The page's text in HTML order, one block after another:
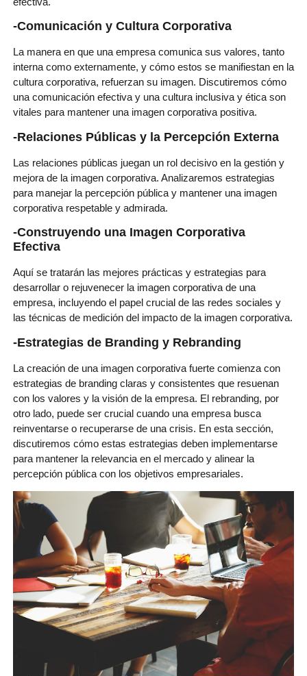
-Comunicación y Cultura Corporativa
La manera en que una empresa comunica sus valores, tanto
interna como externamente, y cómo estos se manifiestan en la
cultura corporativa, refuerzan su imagen. Discutiremos cómo
una comunicación efectiva y una cultura inclusiva y ética son
vitales para mantener una imagen corporativa positiva.
-Relaciones Públicas y la Percepción Externa
Las relaciones públicas juegan un rol decisivo en la gestión y
mejora de la imagen corporativa. Analizaremos estrategias
para manejar la percepción pública y mantener una imagen
corporativa respetable y admirada.
-Construyendo una Imagen Corporativa
Efectiva
Aquí se tratarán las mejores prácticas y estrategias para
desarrollar o rejuvenecer la imagen corporativa de una
empresa, incluyendo el papel crucial de las redes sociales y
las técnicas de medición del impacto de la imagen corporativa.
-Estrategias de Branding y Rebranding
La creación de una imagen corporativa fuerte comienza con
estrategias de branding claras y consistentes que resuenan
con los valores y la visión de la empresa. El rebranding, por
otro lado, puede ser crucial cuando una empresa busca
reinventarse o recuperarse de una crisis. En esta sección,
discutiremos cómo estas estrategias deben implementarse
para mantener la relevancia en el mercado y alinear la
percepción pública con los objetivos empresariales.